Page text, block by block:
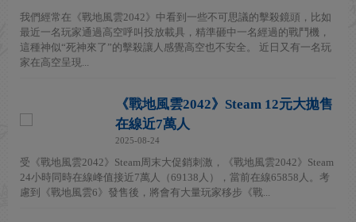
我們經常在《戰地風雲2042》中看到一些不可思議的擊殺鏡頭，比如
最近一名玩家通過高空呼叫投放載具，精準砸中一名經過的戰鬥機，
這種神似“死神來了”的擊殺讓人感覺高空也不安全。 近日又有一名玩
家在高空呈現...
《戰地風雲2042》Steam 12元大拋售
在線近7萬人
2025-08-24
受《戰地風雲2042》Steam周末大促銷刺激，《戰地風雲2042》Steam
24小時同時在線峰值接近7萬人（69138人），當前在線65858人。考
慮到《戰地風雲6》發售後，將會有大量玩家移步《戰...